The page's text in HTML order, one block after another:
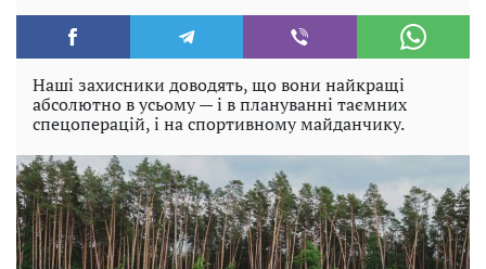
Наші захисники доводять, що вони найкращі
абсолютно в усьому — і в плануванні таємних
спецоперацій, і на спортивному майданчику.